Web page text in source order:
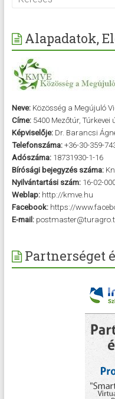
Alapadatok,
Neve:Közösség a Megújuló
Címe:5400 Mezőtúr, Túrkevei
Képviselője:Dr. Barancsi
Telefonszáma:+36-30-359-
Adószáma:18731930-1-16
Bírósági bejegyzés száma:
Nyilvántartási szám:16-02-
Weblap:http://kmve.hu
Facebook:https://
E-mail:
Partnerséget